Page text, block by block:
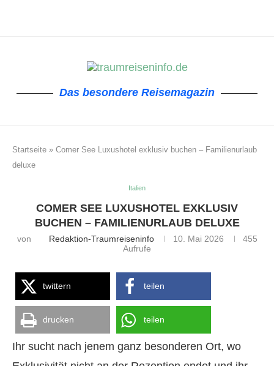
Das besondere Reisemagazin
Startseite » Comer See Luxushotel exklusiv buchen – Familienurlaub
deluxe
Italien
COMER SEE LUXUSHOTEL EXKLUSIV
BUCHEN – FAMILIENURLAUB DELUXE
von Redaktion-Traumreiseninfo 10. Mai 2026
455
Aufrufe
twittern teilen
drucken teilen
Ihr sucht nach jenem ganz besonderen Ort, wo